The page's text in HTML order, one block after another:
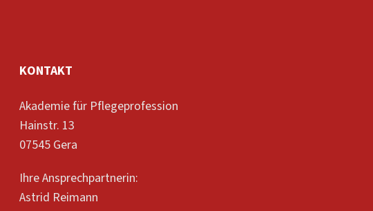
KONTAKT
Akademie für Pflegeprofession
Hainstr. 13
07545 Gera
Ihre Ansprechpartnerin:
Astrid Reimann